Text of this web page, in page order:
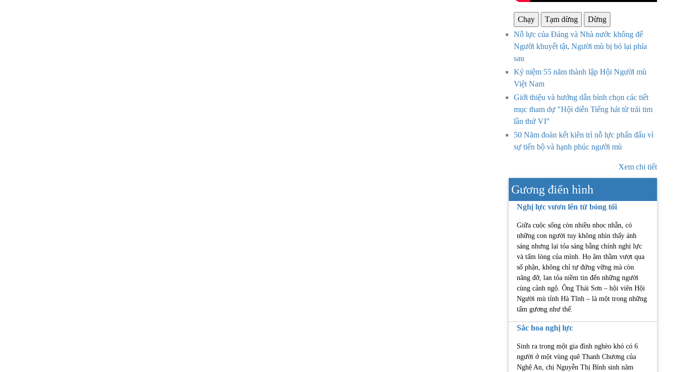
Chạy Tạm dừng
Dừng
Nỗ lực của Đảng và Nhà nước không để
Người khuyết tật, Người mù bị bỏ lại phía
sau
Kỷ niệm 55 năm thành lập Hội Người mù
Việt Nam
Giới thiệu và hướng dẫn bình chọn các tiết
mục tham dự "Hội diễn Tiếng hát từ trái tim
lần thứ VI"
50 Năm đoàn kết kiên trì nỗ lực phấn đấu vì
sự tiến bộ và hạnh phúc người mù
Xem chi tiết
Gương điển hình
Nghị lực vươn lên từ bóng tối
Giữa cuộc sống còn nhiều nhọc nhằn, có
những con người tuy không nhìn thấy ánh
sáng nhưng lại tỏa sáng bằng chính nghị lực
và tấm lòng của mình. Họ âm thầm vượt qua
số phận, không chỉ tự đứng vững mà còn
nâng đỡ, lan tỏa niềm tin đến những người
cùng cảnh ngộ. Ông Thái Sơn – hội viên Hội
Người mù tỉnh Hà Tĩnh – là một trong những
tấm gương như thế.
Sắc hoa nghị lực
Sinh ra trong một gia đình nghèo khó có 6
người ở một vùng quê Thanh Chương của
Nghệ An, chị Nguyễn Thị Bính sinh năm